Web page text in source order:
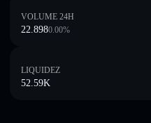
VOLUME 24H
22.8980.00%
LIQUIDEZ
52.59K